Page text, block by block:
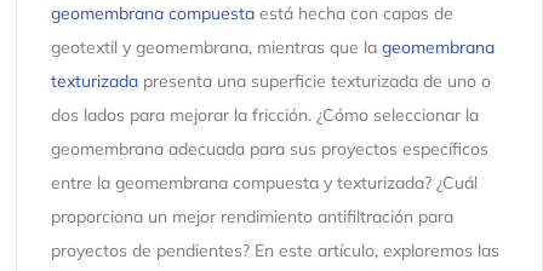
geomembrana compuestaestá hecha con capas de
geotextil y geomembrana, mientras que la geomembrana
texturizadapresenta una superficie texturizada de uno o
dos lados para mejorar la fricción. ¿Cómo seleccionar la
geomembrana adecuada para sus proyectos específicos
entre la geomembrana compuesta y texturizada? ¿Cuál
proporciona un mejor rendimiento antifiltración para
proyectos de pendientes? En este artículo, exploremos las